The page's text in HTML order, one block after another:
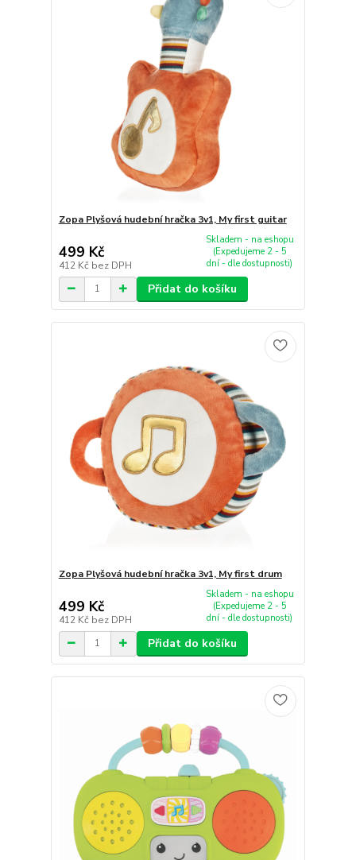
Zopa Plyšová hudební hračka 3v1, My first guitar
499 Kč
412 Kč bez DPH
Skladem - na eshopu
(Expedujeme 2 - 5
dní - dle dostupnosti)
Přidat do košíku
Zopa Plyšová hudební hračka 3v1, My first drum
499 Kč
412 Kč bez DPH
Skladem - na eshopu
(Expedujeme 2 - 5
dní - dle dostupnosti)
Přidat do košíku